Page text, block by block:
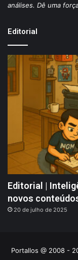
análises. Dê uma
Editorial
Editorial |
novos
20 de julho de 2025
Portallos @ 2008 -